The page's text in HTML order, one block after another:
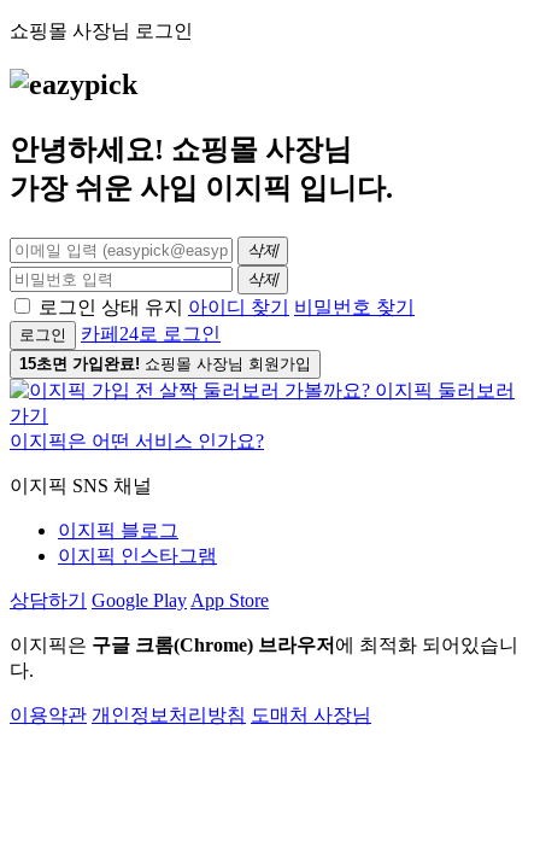
쇼핑몰 사장님 로그인
안녕하세요! 쇼핑몰 사장님
가장 쉬운 사입 이지픽 입니다.
삭제
삭제
로그인 상태 유지 아이디 찾기 비밀번호 찾기
로그인 카페24로 로그인
15초면 가입완료! 쇼핑몰 사장님 회원가입
이지픽은 어떤 서비스 인가요?
이지픽 SNS 채널
이지픽 블로그
이지픽 인스타그램
상담하기 Google Play App Store
이지픽은 구글 크롬(Chrome) 브라우저 에 최적화 되어있습니
다.
이용약관 개인정보처리방침 도매처 사장님